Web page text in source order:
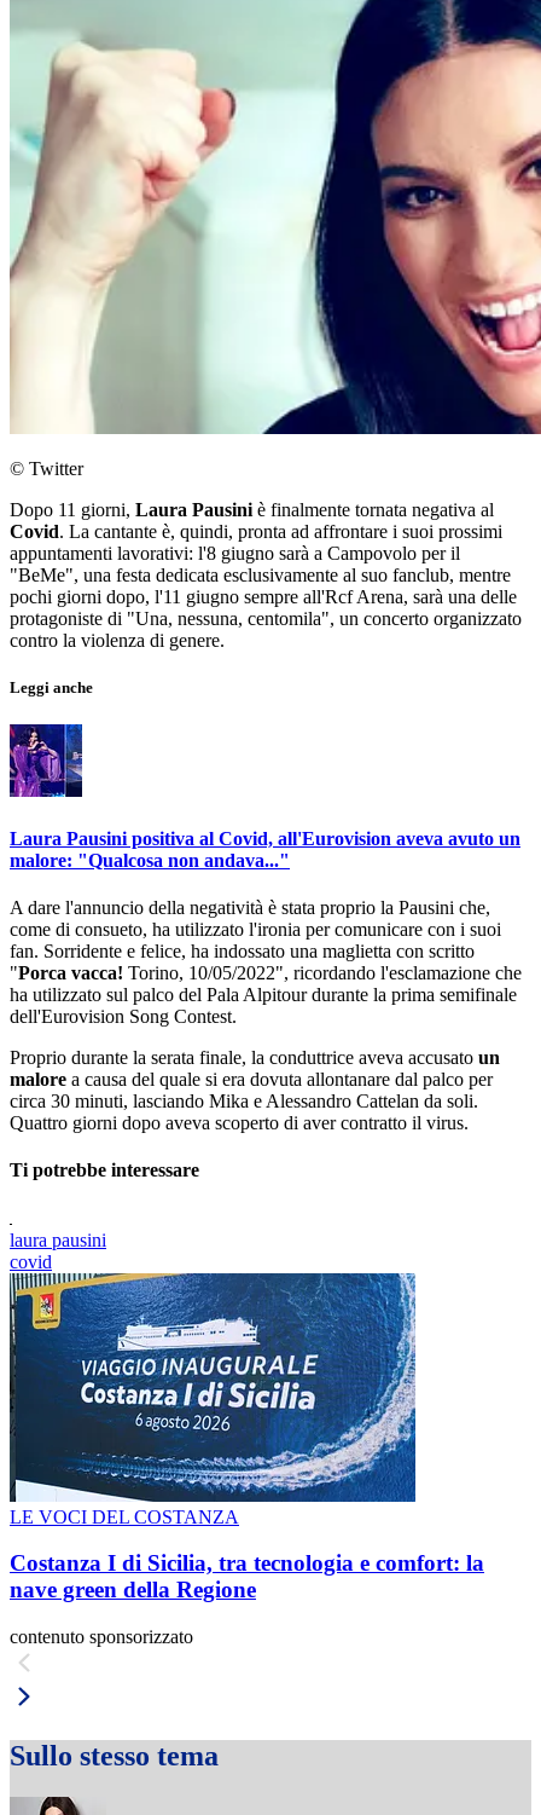
© Twitter
Dopo 11 giorni, Laura Pausini è finalmente tornata negativa al
Covid. La cantante è, quindi, pronta ad affrontare i suoi prossimi
appuntamenti lavorativi: l'8 giugno sarà a Campovolo per il
"BeMe", una festa dedicata esclusivamente al suo fanclub, mentre
pochi giorni dopo, l'11 giugno sempre all'Rcf Arena, sarà una delle
protagoniste di "Una, nessuna, centomila", un concerto organizzato
contro la violenza di genere.
Leggi anche
Laura Pausini positiva al Covid, all'Eurovision aveva avuto un
malore: "Qualcosa non andava..."
A dare l'annuncio della negatività è stata proprio la Pausini che,
come di consueto, ha utilizzato l'ironia per comunicare con i suoi
fan. Sorridente e felice, ha indossato una maglietta con scritto
"Porca vacca! Torino, 10/05/2022", ricordando l'esclamazione che
ha utilizzato sul palco del Pala Alpitour durante la prima semifinale
dell'Eurovision Song Contest.
Proprio durante la serata finale, la conduttrice aveva accusato un
malore a causa del quale si era dovuta allontanare dal palco per
circa 30 minuti, lasciando Mika e Alessandro Cattelan da soli.
Quattro giorni dopo aveva scoperto di aver contratto il virus.
Ti potrebbe interessare
laura pausini
covid
LE VOCI DEL COSTANZA
Costanza I di Sicilia, tra tecnologia e comfort: la
nave green della Regione
contenuto sponsorizzato
Sullo stesso tema